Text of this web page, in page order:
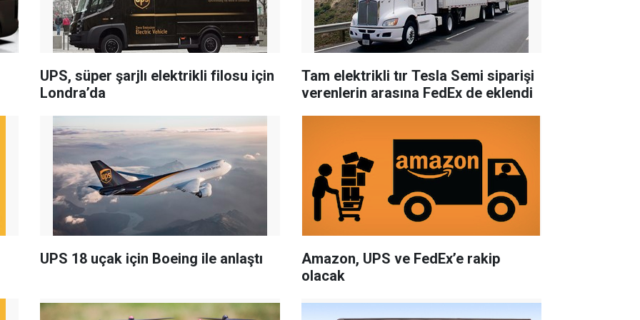
UPS, süper şarjlı elektrikli filosu için
Londra’da
Tam elektrikli tır Tesla Semi siparişi
verenlerin arasına FedEx de eklendi
UPS 18 uçak için Boeing ile anlaştı
Amazon, UPS ve FedEx’e rakip
olacak